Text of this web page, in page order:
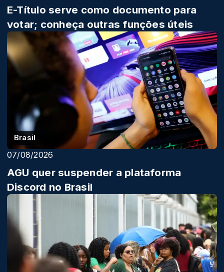
E-Título serve como documento para
votar; conheça outras funções úteis
Brasil
07/08/2026
AGU quer suspender a plataforma
Discord no Brasil